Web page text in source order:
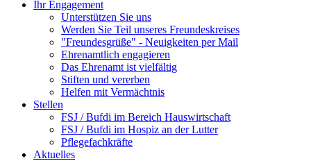
Ihr Engagement
Unterstützen Sie uns
Werden Sie Teil unseres Freundeskreises
"Freundesgrüße" - Neuigkeiten per Mail
Ehrenamtlich engagieren
Das Ehrenamt ist vielfältig
Stiften und vererben
Helfen mit Vermächtnis
Stellen
FSJ / Bufdi im Bereich Hauswirtschaft
FSJ / Bufdi im Hospiz an der Lutter
Pflegefachkräfte
Aktuelles